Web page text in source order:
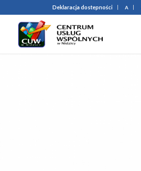
Deklaracja dostepności A